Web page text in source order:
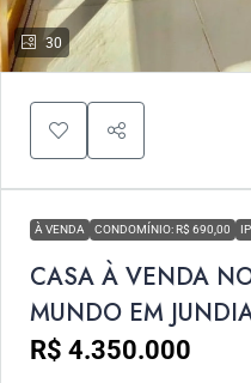
30
À VENDA CONDOMÍNIO: R$ 690,00
CASA À VENDA
MUNDO EM
R$ 4.350.000